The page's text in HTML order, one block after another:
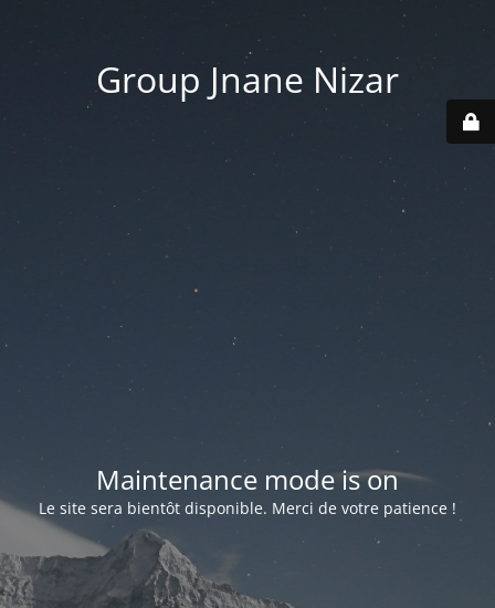
Group Jnane Nizar
Maintenance mode is on
Le site sera bientôt disponible. Merci de votre patience !